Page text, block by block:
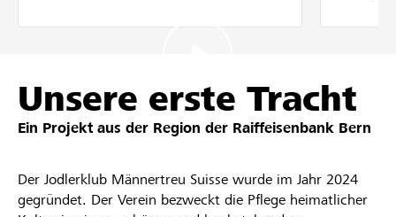
Anmelden
Registrieren
DE FR IT
Unsere erste Tracht
Ein Projekt aus der Region der Raiffeisenbank Bern
Der Jodlerklub Männertreu Suisse wurde im Jahr 2024
gegründet. Der Verein bezweckt die Pflege heimatlicher